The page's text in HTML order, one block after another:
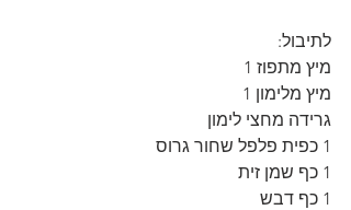
לתיבול:
מיץ מתפוז 1
מיץ מלימון 1
גרידה מחצי לימון
1 כפית פלפל שחור גרוס
1 כף שמן זית
1 כף דבש